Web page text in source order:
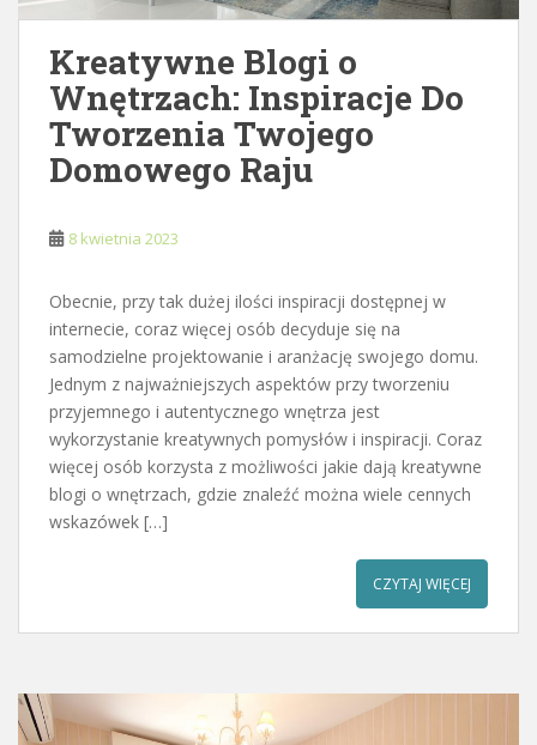
Kreatywne Blogi o
Wnętrzach: Inspiracje Do
Tworzenia Twojego
Domowego Raju
8 kwietnia 2023
Obecnie, przy tak dużej ilości inspiracji dostępnej w
internecie, coraz więcej osób decyduje się na
samodzielne projektowanie i aranżację swojego domu.
Jednym z najważniejszych aspektów przy tworzeniu
przyjemnego i autentycznego wnętrza jest
wykorzystanie kreatywnych pomysłów i inspiracji. Coraz
więcej osób korzysta z możliwości jakie dają kreatywne
blogi o wnętrzach, gdzie znaleźć można wiele cennych
wskazówek […]
CZYTAJ WIĘCEJ